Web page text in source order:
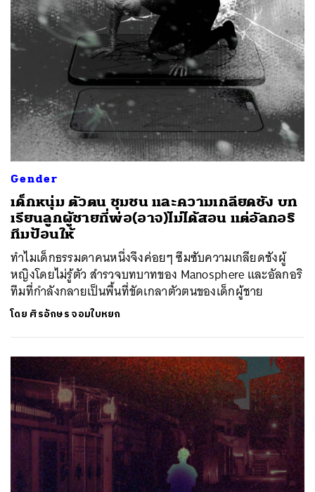
Gender
เด็กหนุ่ม ตัวตน ชุมชน และความเกลียดชัง บท
เรียนลูกผู้ชายที่พ่อ(อาจ)ไม่ได้สอน แต่อัลกอริ
ทึมป้อนให้
ทำไมเด็กธรรมดาคนหนึ่งจึงค่อยๆ ซึมซับความเกลียดชังผู้
หญิงโดยไม่รู้ตัว สำรวจบทบาทของ Manosphere และอัลกอริ
ทึมที่กำลังกลายเป็นพื้นที่ขัดเกลาตัวตนของเด็กผู้ชาย
โดย ศิรอักษร จอมใบหยก